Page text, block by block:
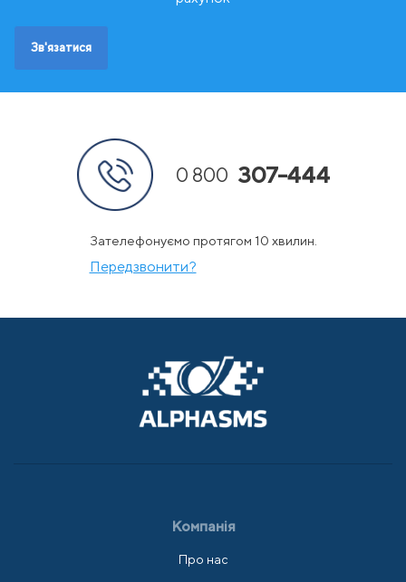
Зв'язатися
0 800 307-444
Зателефонуємо протягом 10 хвилин.
Передзвонити?
Компанія
Про нас